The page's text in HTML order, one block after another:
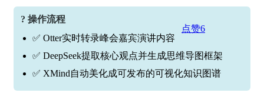
? 操作流程
✅ Otter实时转录峰会嘉宾演讲内容
✅ DeepSeek提取核心观点并生成思维导图框架
✅ XMind自动美化成可发布的可视化知识图谱
点赞6